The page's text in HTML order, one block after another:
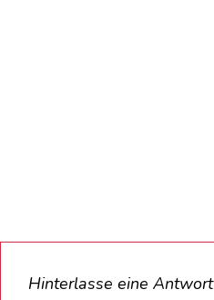
Hinterlasse eine Antwort